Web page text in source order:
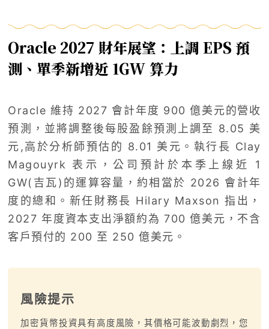
Oracle 2027 財年展望：上調 EPS 預
測、單季新增近 1GW 算力
Oracle 維持 2027 會計年度 900 億美元的營收
預測，並將調整後每股盈餘預測上調至 8.05 美
元,高於分析師預估的 8.01 美元。執行長 Clay
Magouyrk 表示，公司預計於本季上線近 1
GW(吉瓦)的運算容量，約相當於 2026 會計年
度的總和。新任財務長 Hilary Maxson 指出，
2027 年度資本支出淨額約為 700 億美元，不含
客戶預付的 200 至 250 億美元。
風險提示
加密貨幣投資具有高度風險，其價格可能波動劇烈，您